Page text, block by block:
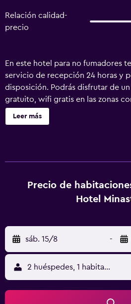
Relación calidad-
precio
En este hotel para no fumadores
servicio de recepción 24 horas y
disposición. Podrás disfrutar de
gratuito, wifi gratis en las zonas
gratuito. Otras instalaciones
para la compra de entradas. Hotel
a nuestro acceso a Internet wifi
de limpieza todos los días y es
Leer más
Precio de
Hotel
sáb. 15/8 -
2 huéspedes, 1 habitación